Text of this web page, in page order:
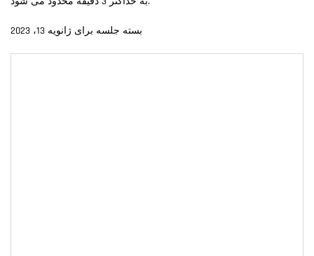
بسته جلسه برای ژانویه 13، 2023